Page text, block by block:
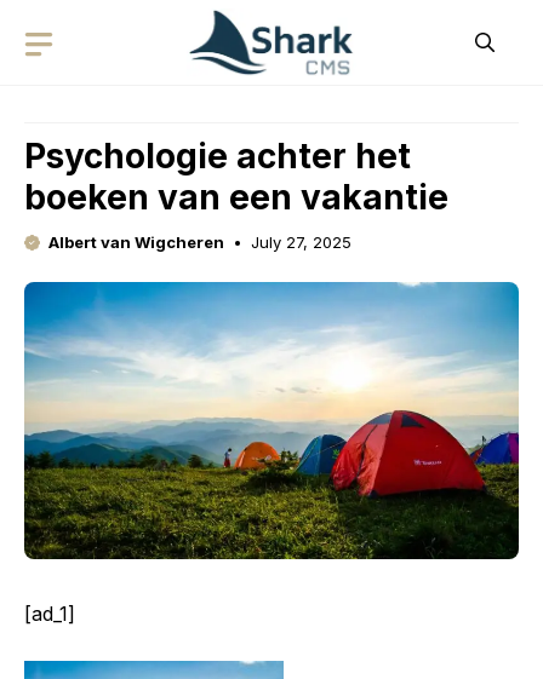
Psychologie achter het
boeken van een vakantie
Albert van Wigcheren July 27, 2025
[ad_1]